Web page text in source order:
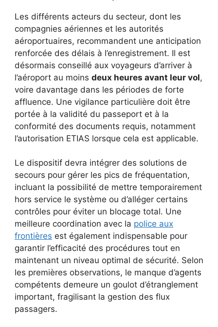
Les différents acteurs du secteur, dont les
compagnies aériennes et les autorités
aéroportuaires, recommandent une anticipation
renforcée des délais à l’enregistrement. Il est
désormais conseillé aux voyageurs d’arriver à
l’aéroport au moins deux heures avant leur vol,
voire davantage dans les périodes de forte
affluence. Une vigilance particulière doit être
portée à la validité du passeport et à la
conformité des documents requis, notamment
l’autorisation ETIAS lorsque cela est applicable.
Le dispositif devra intégrer des solutions de
secours pour gérer les pics de fréquentation,
incluant la possibilité de mettre temporairement
hors service le système ou d’alléger certains
contrôles pour éviter un blocage total. Une
meilleure coordination avec la police aux
frontières est également indispensable pour
garantir l’efficacité des procédures tout en
maintenant un niveau optimal de sécurité. Selon
les premières observations, le manque d’agents
compétents demeure un goulot d’étranglement
important, fragilisant la gestion des flux
passagers.